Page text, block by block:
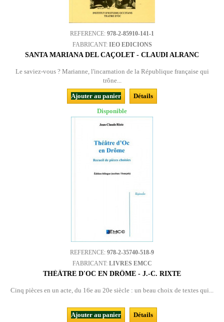
REFERENCE: 978-2-85910-141-1
FABRICANT: IEO EDICIONS
SANTA MARIANA DEL CAÇOLET - CLAUDI ALRANC
Le saviez-vous ? Marianne, l'incarnation de la République française qui
trône...
Ajouter au panier
Détails
Disponible
REFERENCE: 978-2-35740-518-9
FABRICANT: LIVRES EMCC
THÉÂTRE D'OC EN DRÔME - J.-C. RIXTE
Cinq pièces en un acte, du 16e au 20e siècle : un beau choix de textes qui...
Ajouter au panier Détails